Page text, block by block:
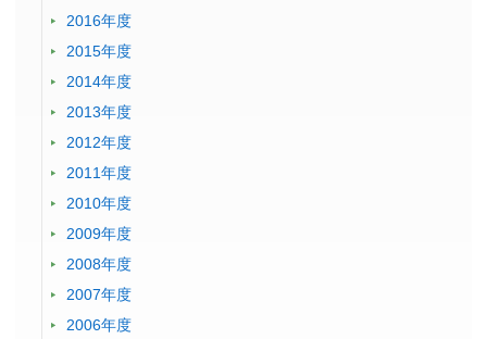
2016年度
2015年度
2014年度
2013年度
2012年度
2011年度
2010年度
2009年度
2008年度
2007年度
2006年度